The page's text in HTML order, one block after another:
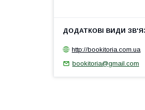
http://bookitoria.com.ua
bookitoria@gmail.com